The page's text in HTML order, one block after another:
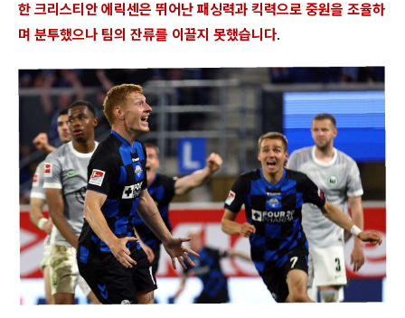
한 크리스티안 에릭센은 뛰어난 패싱력과 킥력으로 중원을 조율하
며 분투했으나 팀의 잔류를 이끌지 못했습니다.